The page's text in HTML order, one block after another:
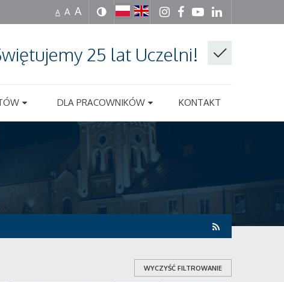
A A A
25 lat Uczelni!
DLA PRACOWNIKÓW KONTAKT
WYCZYŚĆ FILTROWANIE